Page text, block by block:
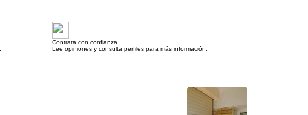
Contrata con confianza
Lee opiniones y consulta perfiles para más información.